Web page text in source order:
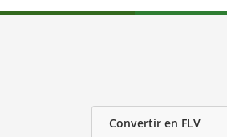
Convertir en FLV